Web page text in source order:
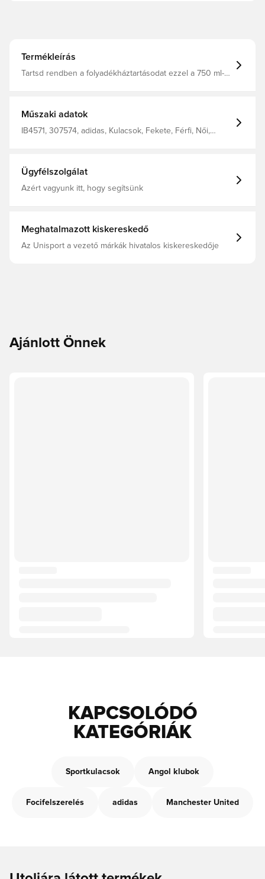
Termékleírás
Tartsd rendben a folyadékháztartásodat ezzel a 750 ml-
készült.
Műszaki adatok
IB4571, 307574, adidas, Kulacsok, Fekete, Férfi, Női,
Ügyfélszolgálat
Azért vagyunk itt, hogy segítsünk
Meghatalmazott kiskereskedő
Az Unisport a vezető márkák hivatalos kiskereskedője
Ajánlott Önnek
KAPCSOLÓDÓ
KATEGÓRIÁK
Sportkulacsok Angol klubok
Focifelszerelés adidas Manchester United